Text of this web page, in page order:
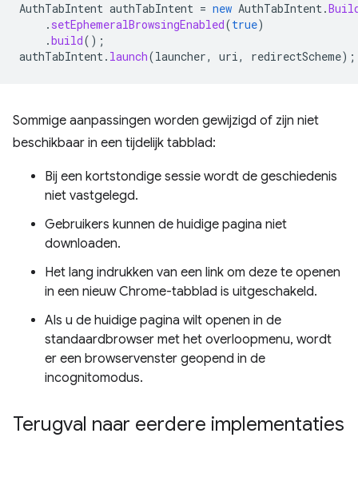
AuthTabIntent authTabIntent = new AuthTabIntent.
. setEphemeralBrowsingEnabled(true)
.build();
authTabIntent. launch(launcher, uri, redirectScheme);
Sommige aanpassingen worden gewijzigd of zijn niet
beschikbaar in een tijdelijk tabblad:
Bij een kortstondige sessie wordt de geschiedenis
niet vastgelegd.
Gebruikers kunnen de huidige pagina niet
downloaden.
Het lang indrukken van een link om deze te openen
in een nieuw Chrome-tabblad is uitgeschakeld.
Als u de huidige pagina wilt openen in de
standaardbrowser met het overloopmenu, wordt
er een browservenster geopend in de
incognitomodus.
Terugval naar eerdere implementaties